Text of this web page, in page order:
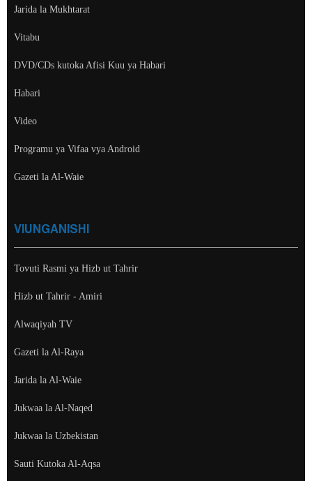
Jarida la Mukhtarat
Vitabu
DVD/CDs kutoka Afisi Kuu ya Habari
Habari
Video
Programu ya Vifaa vya Android
Gazeti la Al-Waie
VIUNGANISHI
Tovuti Rasmi ya Hizb ut Tahrir
Hizb ut Tahrir - Amiri
Alwaqiyah TV
Gazeti la Al-Raya
Jarida la Al-Waie
Jukwaa la Al-Naqed
Jukwaa la Uzbekistan
Sauti Kutoka Al-Aqsa